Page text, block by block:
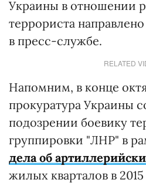
Украины в отношении
террориста
в пресс-службе.
RELATED
Напомним, в конце
прокуратура Украины
подозрении боевику
группировки "ЛНР" в
дела об
жилых кварталов в